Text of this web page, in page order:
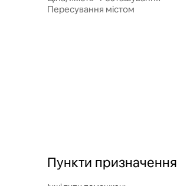
Пересування містом
Пункти призначення